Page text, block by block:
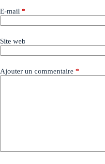
E-mail *
Site web
Ajouter un commentaire *